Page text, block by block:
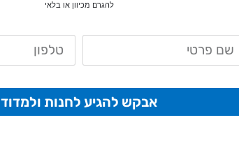
להגרם מכיוון או בלאי
אבקש להגיע לחנות ולמדוד